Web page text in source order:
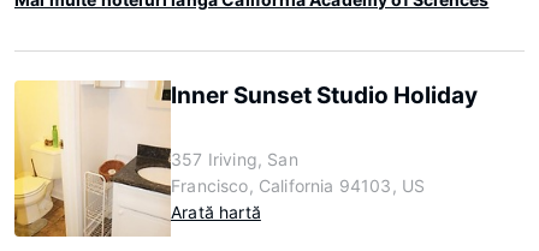
Inner Sunset Studio Holiday
357 Iriving, San
Francisco, California 94103, US
Arată hartă